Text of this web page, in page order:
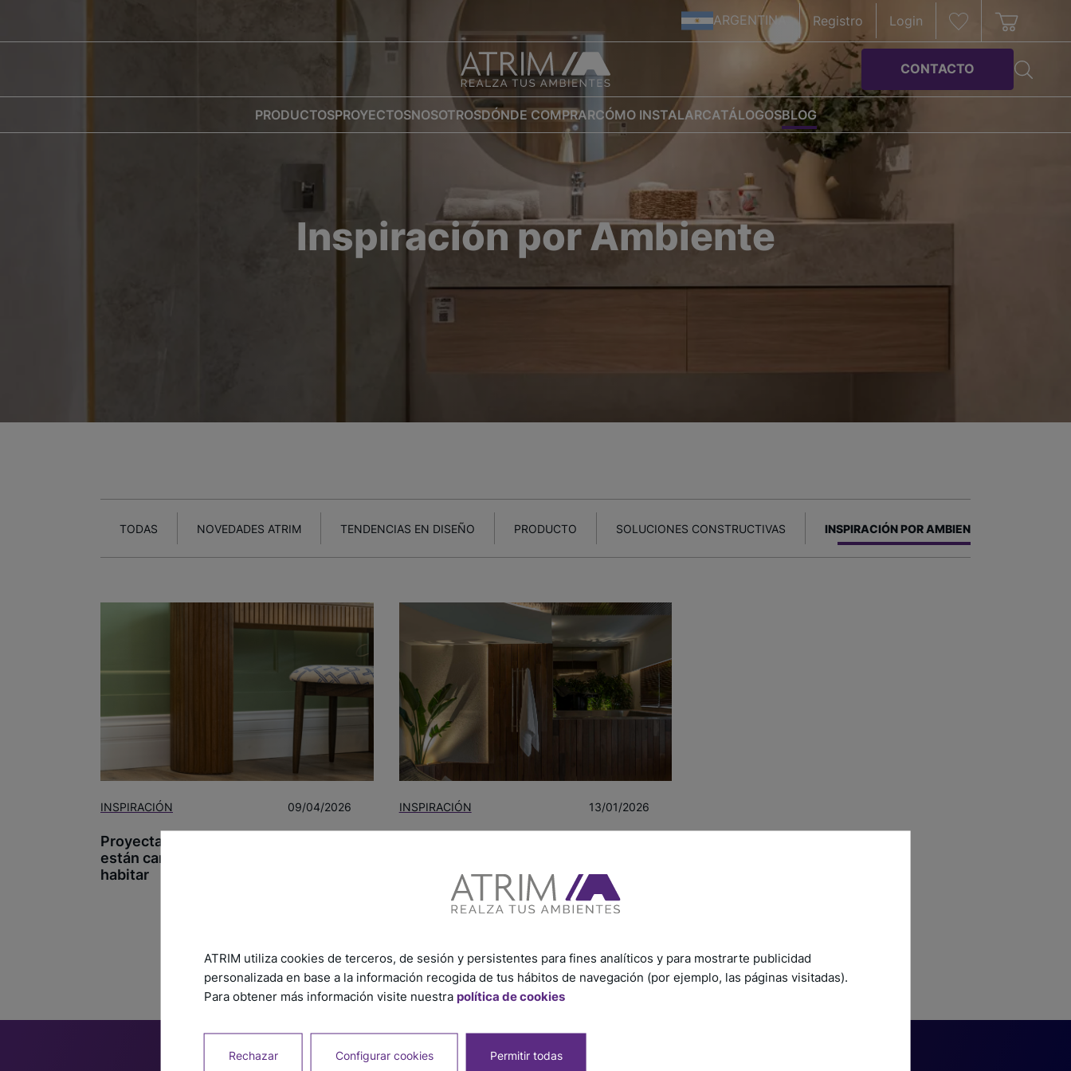
ARGENTINA Registro Login
CONTACTO
PRODUCTOSPROYECTOSNOSOTROSDÓNDE COMPRARCÓMO INSTALARCATÁLOGOSBLOG
Inspiración por Ambiente
TODAS NOVEDADES ATRIM TENDENCIAS EN DISEÑO PRODUCTO SOLUCIONES CONSTRUCTIVAS INSPIRACIÓN POR AMBIENTE
INSPIRACIÓN 09/04/2026
Proyectar lo que viene: cómo
están cambiando las formas de
habitar
INSPIRACIÓN 13/01/2026
en la experiencia cotidiana
ATRIM utiliza cookies de terceros, de sesión y persistentes para fines analíticos y para mostrarte publicidad
personalizada en base a la información recogida de tus hábitos de navegación (por ejemplo, las páginas visitadas).
Para obtener más información visite nuestra política de cookies
Rechazar Configurar cookies Permitir todas